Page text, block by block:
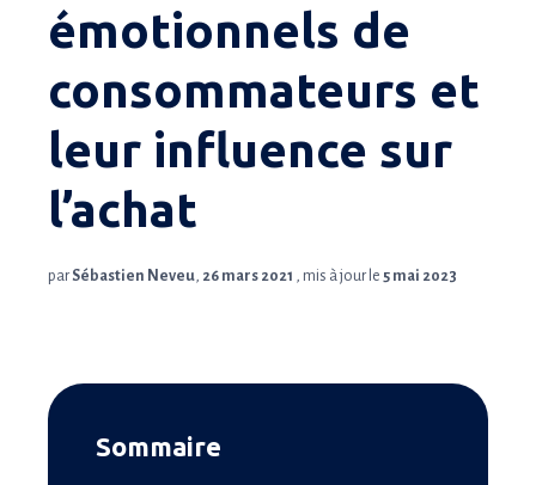
émotionnels de
consommateurs et
leur influence sur
l’achat
parSébastien Neveu, 26 mars 2021 , mis à jour le 5 mai 2023
Sommaire